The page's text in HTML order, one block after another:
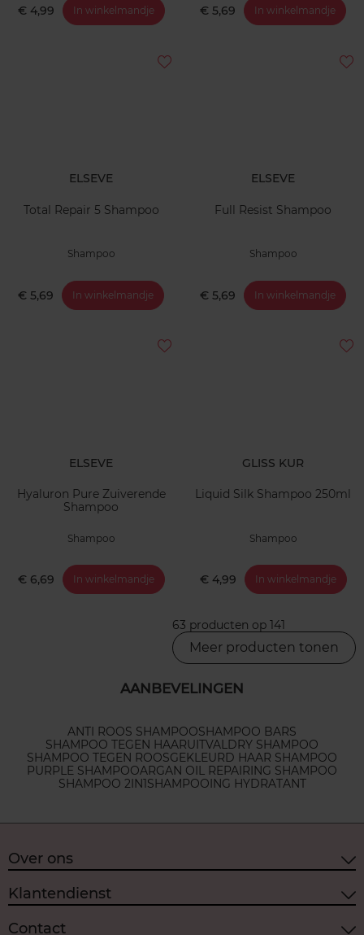
€ 4,99 In winkelmandje € 5,69 In winkelmandje
ELSEVE
Total Repair 5 Shampoo
Shampoo
€ 5,69 In winkelmandje
ELSEVE
Full Resist Shampoo
Shampoo
€ 5,69 In winkelmandje
ELSEVE
Hyaluron Pure Zuiverende
Shampoo
Shampoo
€ 6,69 In winkelmandje
GLISS KUR
Liquid Silk Shampoo 250ml
Shampoo
€ 4,99 In winkelmandje
63 producten op 141
Meer producten tonen
AANBEVELINGEN
ANTI ROOS SHAMPOOSHAMPOO BARS
SHAMPOO TEGEN HAARUITVALDRY SHAMPOO
SHAMPOO TEGEN ROOSGEKLEURD HAAR SHAMPOO
PURPLE SHAMPOOARGAN OIL REPAIRING SHAMPOO
SHAMPOO 2IN1SHAMPOOING HYDRATANT
Over ons
Klantendienst
Contact